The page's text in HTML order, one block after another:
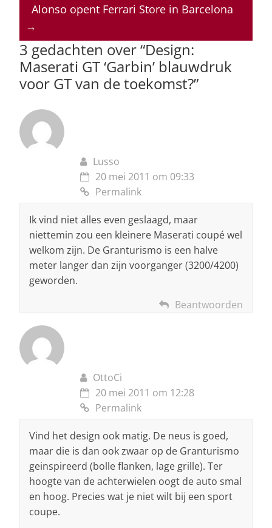
p
p
o
o
k
n s
Alonso opent Ferrari Store in Barcelona
→
3 gedachten over “Design:
Maserati GT ‘Garbin’ blauwdruk
voor GT van de toekomst?”
Lusso
20 mei 2011 om 09:33
Permalink
Ik vind niet alles even geslaagd, maar
niettemin zou een kleinere Maserati coupé wel
welkom zijn. De Granturismo is een halve
meter langer dan zijn voorganger (3200/4200)
geworden.
Beantwoorden
OttoCi
20 mei 2011 om 12:28
Permalink
Vind het design ook matig. De neus is goed,
maar die is dan ook zwaar op de Granturismo
geinspireerd (bolle flanken, lage grille). Ter
hoogte van de achterwielen oogt de auto smal
en hoog. Precies wat je niet wilt bij een sport
coupe.